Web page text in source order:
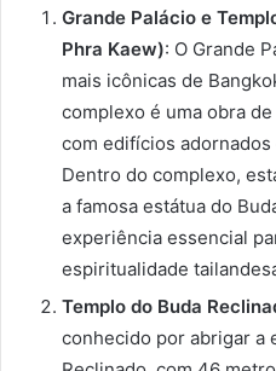
Grande Palácio e
Phra Kaew): O Grande
mais icônicas de
complexo é uma obra
com edifícios
Dentro do complexo,
a famosa estátua do
experiência essencial
espiritualidade
Templo do Buda
conhecido por abrigar a